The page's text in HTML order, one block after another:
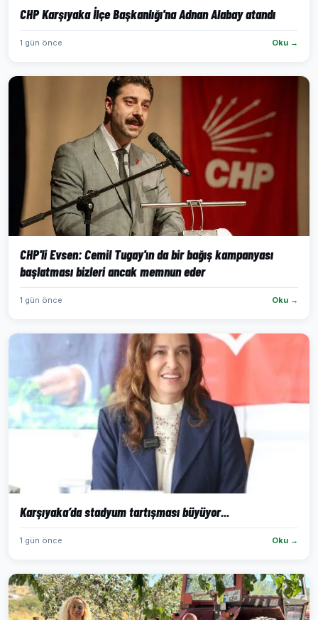
CHP Karşıyaka İlçe Başkanlığı'na Adnan Alabay atandı
1 gün önce Oku →
CHP'li Evsen: Cemil Tugay'ın da bir bağış kampanyası
başlatması bizleri ancak memnun eder
1 gün önce Oku →
Karşıyaka’da stadyum tartışması büyüyor...
1 gün önce Oku →